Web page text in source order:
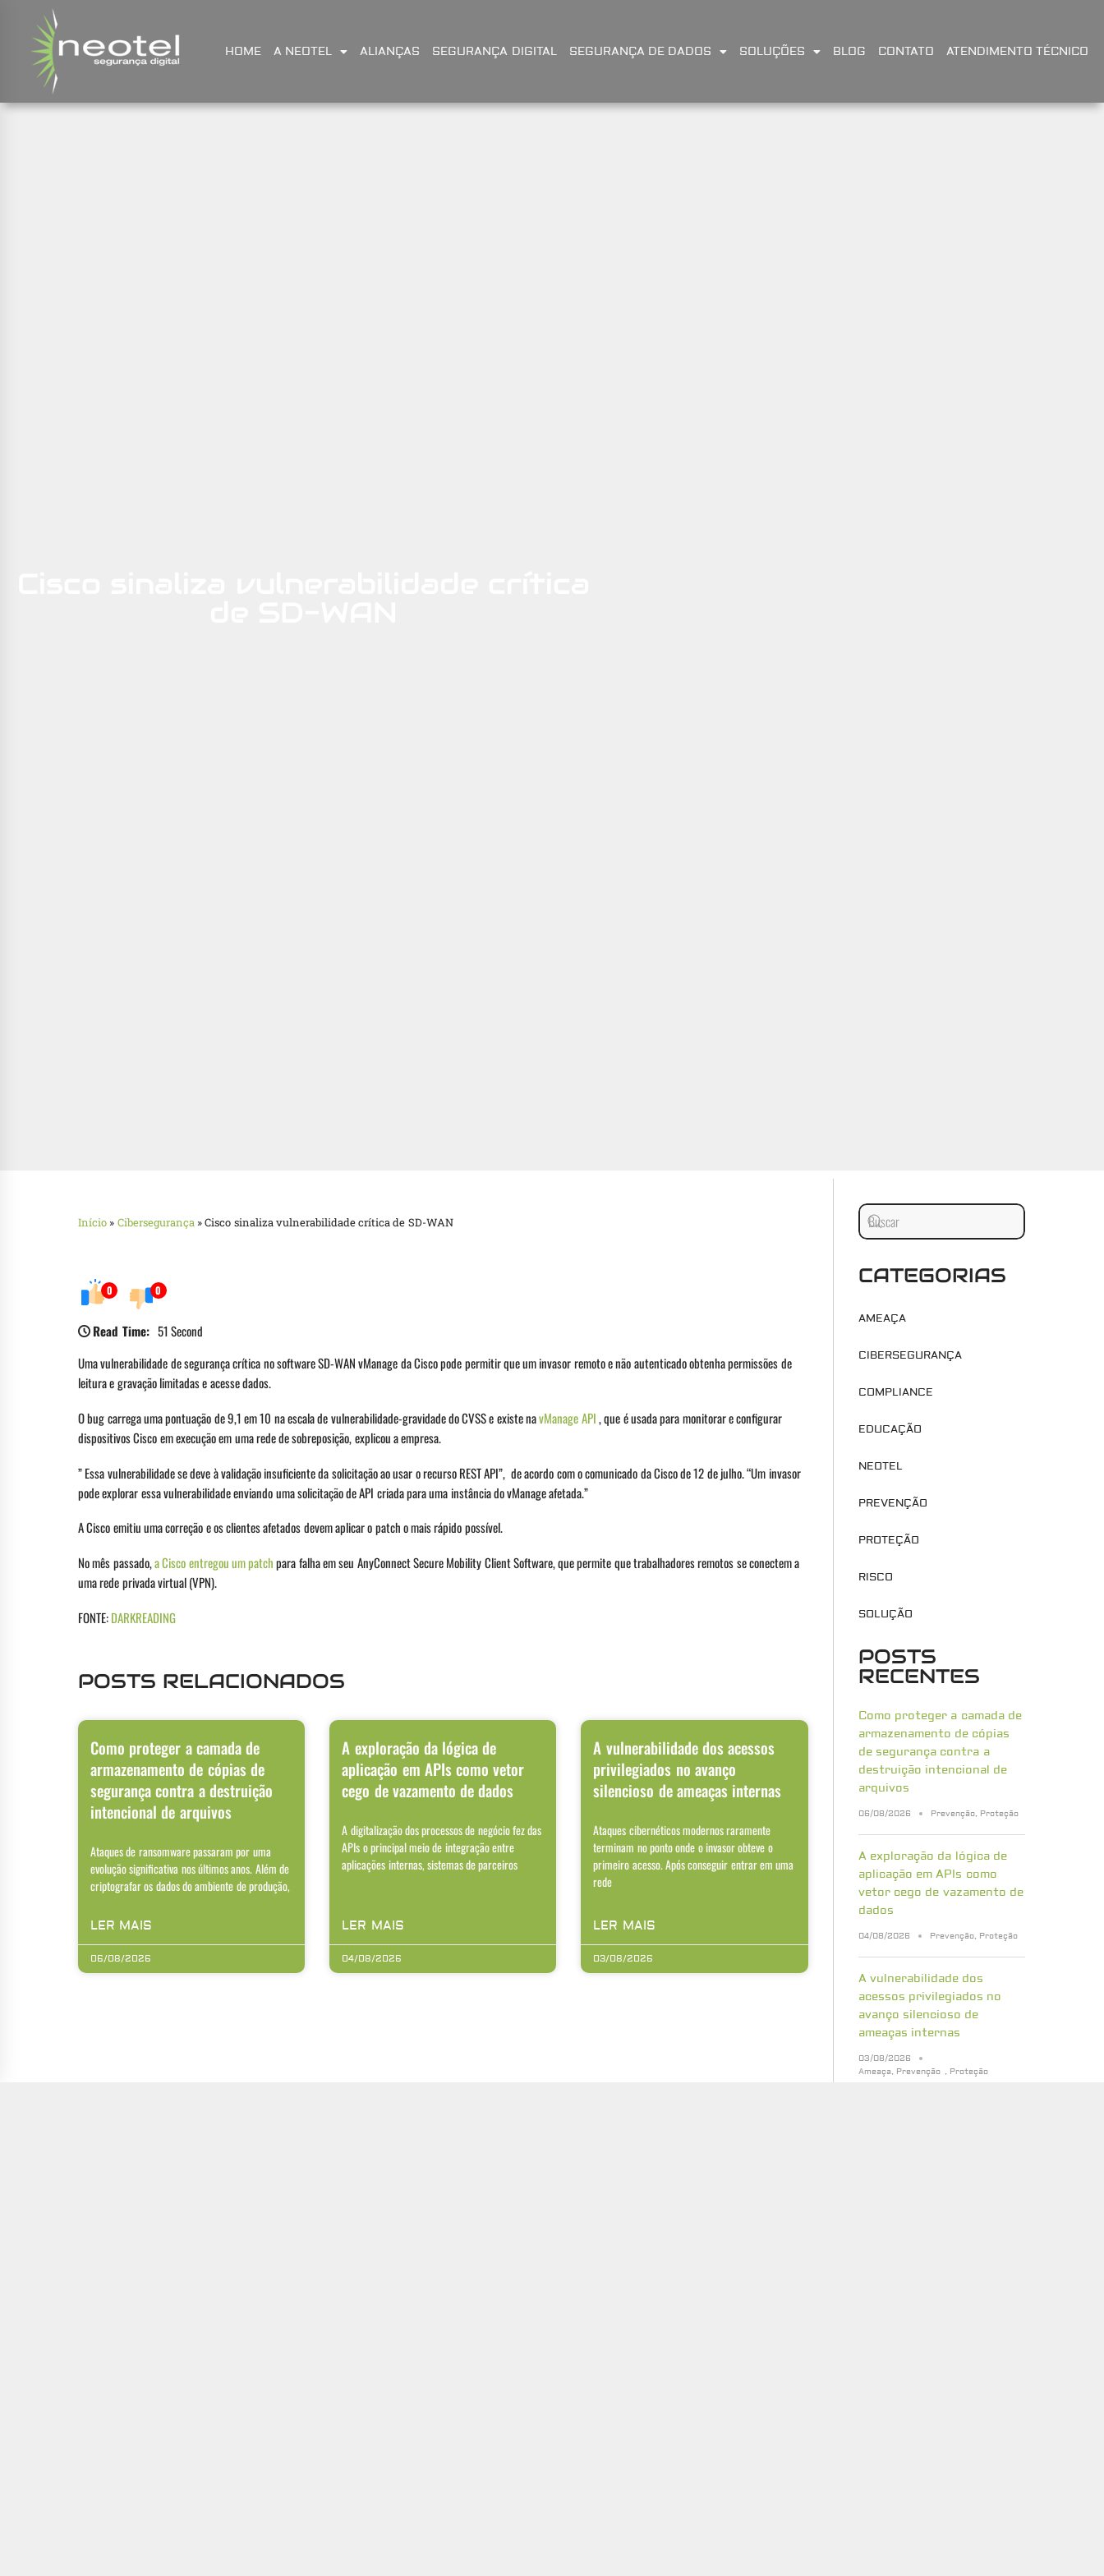
HOME A NEOTEL ALIANÇAS SEGURANÇA DIGITAL SEGURANÇA DE DADOS SOLUÇÕES BLOG CONTATO ATENDIMENTO TÉCNICO
Início » Cibersegurança»Cisco sinaliza vulnerabilidade crítica de SD-WAN
0 0
Read Time: 51 Second
Uma vulnerabilidade de segurança crítica no software SD-WAN vManage da Cisco pode permitir que um invasor remoto e não autenticado obtenha permissões de
leitura e gravação limitadas e acesse dados.
O bug carrega uma pontuação de 9,1 em 10 na escala de vulnerabilidade-gravidade do CVSS e existe navManage API, que é usada para monitorar e configurar
dispositivos Cisco em execução em uma rede de sobreposição, explicou a empresa.
” Essa vulnerabilidade se deve à validação insuficiente da solicitação ao usar o recurso REST API”, de acordo com o comunicado da Cisco de 12 de julho. “Um invasor
pode explorar essa vulnerabilidade enviando uma solicitação de API criada para uma instância do vManage afetada.”
A Cisco emitiu uma correção e os clientes afetados devem aplicar o patch o mais rápido possível.
No mês passado,a Cisco entregou um patchpara falha em seu AnyConnect Secure Mobility Client Software, que permite que trabalhadores remotos se conectem a
uma rede privada virtual (VPN).
FONTE:DARKREADING
POSTS RELACIONADOS
Como proteger a camada de
armazenamento de cópias de
segurança contra a destruição
intencional de arquivos
Ataques de ransomware passaram por uma
evolução significativa nos últimos anos. Além de
criptografar os dados do ambiente de produção,
LER MAIS
06/08/2026
A exploração da lógica de
aplicação em APIs como vetor
cego de vazamento de dados
A digitalização dos processos de negócio fez das
APIs o principal meio de integração entre
aplicações internas, sistemas de parceiros
LER MAIS
04/08/2026
A vulnerabilidade dos acessos
privilegiados no avanço
silencioso de ameaças internas
Ataques cibernéticos modernos raramente
terminam no ponto onde o invasor obteve o
primeiro acesso. Após conseguir entrar em uma
rede
LER MAIS
03/08/2026
CATEGORIAS
AMEAÇA
CIBERSEGURANÇA
COMPLIANCE
EDUCAÇÃO
NEOTEL
PREVENÇÃO
PROTEÇÃO
RISCO
SOLUÇÃO
POSTS
RECENTES
Como proteger a camada de
armazenamento de cópias
de segurança contra a
destruição intencional de
arquivos
06/08/2026 Prevenção, Proteção
A exploração da lógica de
aplicação em APIs como
vetor cego de vazamento de
dados
04/08/2026 Prevenção, Proteção
A vulnerabilidade dos
acessos privilegiados no
avanço silencioso de
ameaças internas
03/08/2026
Ameaça, Prevenção , Proteção